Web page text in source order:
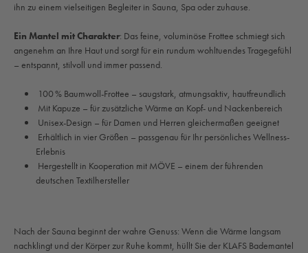
ihn zu einem vielseitigen Begleiter in Sauna, Spa oder zuhause.
Ein Mantel mit Charakter: Das feine, voluminöse Frottee schmiegt sich
angenehm an Ihre Haut und sorgt für ein rundum wohltuendes Tragegefühl
– entspannt, stilvoll und immer passend.
100 % Baumwoll-Frottee – saugstark, atmungsaktiv, hautfreundlich
Mit Kapuze – für zusätzliche Wärme an Kopf- und Nackenbereich
Unisex-Design – für Damen und Herren gleichermaßen geeignet
Erhältlich in vier Größen – passgenau für Ihr persönliches Wellness-
Erlebnis
Hergestellt in Kooperation mit MÖVE – einem der führenden
deutschen Textilhersteller
Nach der Sauna beginnt der wahre Genuss: Wenn die Wärme langsam
nachklingt und der Körper zur Ruhe kommt, hüllt Sie der KLAFS Bademantel